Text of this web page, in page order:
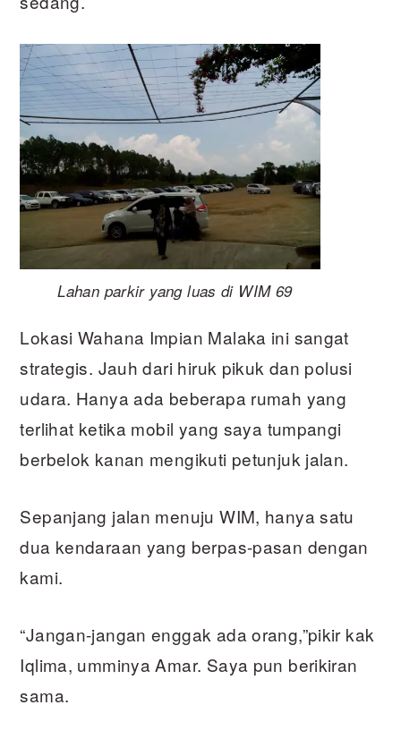
Lahan parkir yang luas di WIM 69
Lokasi Wahana Impian Malaka ini sangat
strategis. Jauh dari hiruk pikuk dan polusi
udara. Hanya ada beberapa rumah yang
terlihat ketika mobil yang saya tumpangi
berbelok kanan mengikuti petunjuk jalan.
Sepanjang jalan menuju WIM, hanya satu
dua kendaraan yang berpas-pasan dengan
kami.
“Jangan-jangan enggak ada orang,”pikir kak
Iqlima, umminya Amar. Saya pun berikiran
sama.